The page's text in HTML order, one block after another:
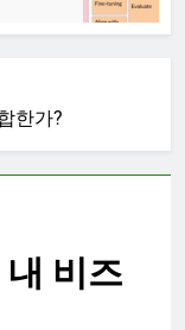
한가?
비즈